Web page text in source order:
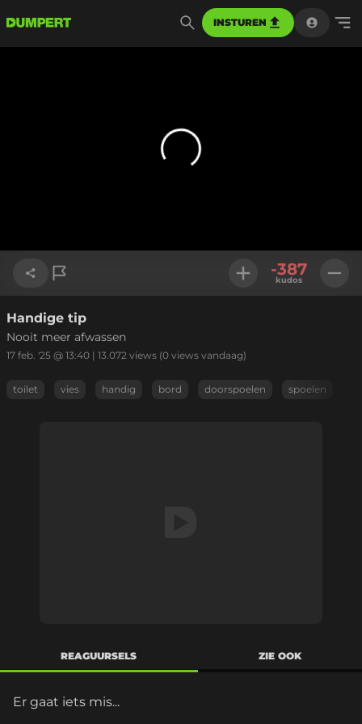
INSTUREN
Link kopiëren
-387
kudos
Handige tip
Nooit meer afwassen
17 feb. '25 @ 13:40 | 13.072 views (0 views vandaag)
toilet vies handig bord doorspoelen spoelen
REAGUURSELS ZIE OOK
Er gaat iets mis...